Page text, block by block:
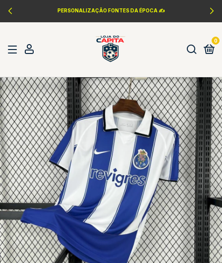
PERSONALIZAÇÃO FONTES DA ÉPOCA ✍️
0